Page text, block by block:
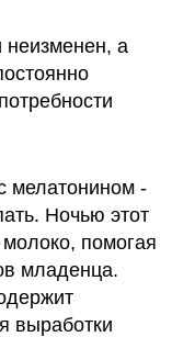
неизменен, а
мелатонином -
Ночью этот
помогая
младенца.
выработки